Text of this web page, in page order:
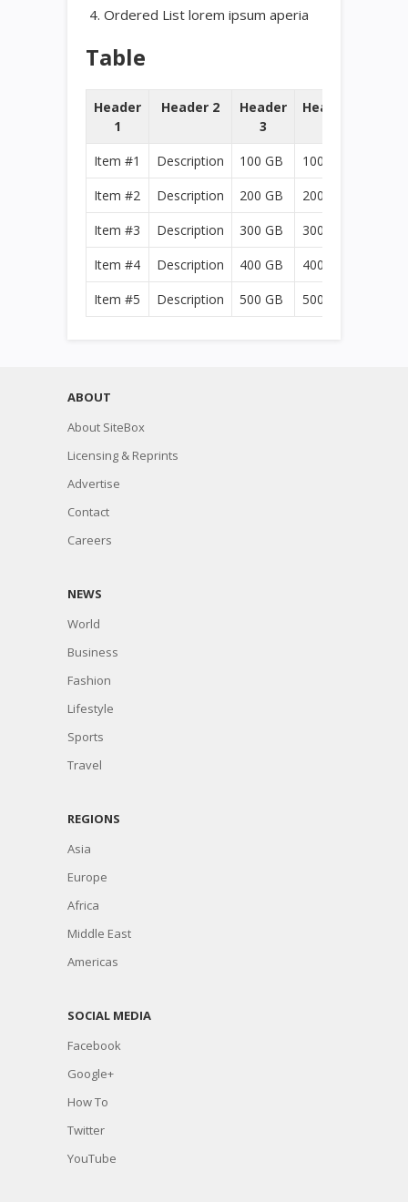
Ordered List lorem ipsum aperia
Table
Header
1
Header 2
Header
3
Header
Item #1
Description 100 GB
100 GB
Item #2
Description 200 GB
200 GB
Item #3
Description 300 GB
300 GB
Item #4
Description 400 GB
400 GB
Item #5
Description 500 GB 500 GB
ABOUT
About SiteBox
Licensing & Reprints
Advertise
Contact
Careers
NEWS
World
Business
Fashion
Lifestyle
Sports
Travel
REGIONS
Asia
Europe
Africa
Middle East
Americas
SOCIAL MEDIA
Facebook
Google+
How To
Twitter
YouTube